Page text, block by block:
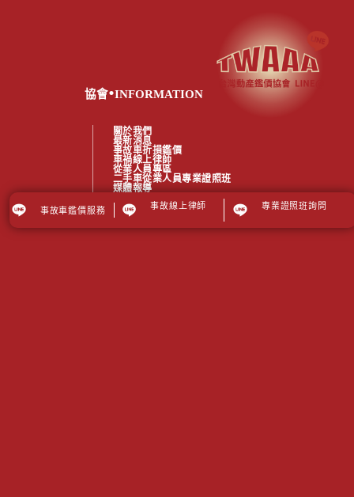
事故車鑑價服務
事故線上律師 專業證照班詢問
協會.INFORMATION
關於我們
最新消息
事故車折損鑑價
車禍線上律師
從業人員專區
二手車從業人員專業證照班
媒體報導